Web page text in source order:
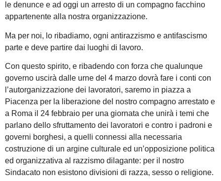
le denunce e ad oggi un arresto di un compagno facchino
appartenente alla nostra organizzazione.
Ma per noi, lo ribadiamo, ogni antirazzismo e antifascismo
parte e deve partire dai luoghi di lavoro.
Con questo spirito, e ribadendo con forza che qualunque
governo uscirà dalle urne del 4 marzo dovrà fare i conti con
l’autorganizzazione dei lavoratori, saremo in piazza a
Piacenza per la liberazione del nostro compagno arrestato e
a Roma il 24 febbraio per una giornata che unirà i temi che
parlano dello sfruttamento dei lavoratori e contro i padroni e
governi borghesi, a quelli connessi alla necessaria
costruzione di un argine culturale ed un’opposizione politica
ed organizzativa al razzismo dilagante: per il nostro
Sindacato non esistono divisioni di razza, sesso o religione.